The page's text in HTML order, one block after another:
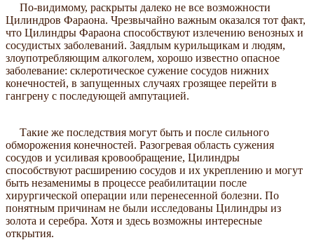
По-видимому, раскрыты далеко не все возможности
Цилиндров Фараона. Чрезвычайно важным оказался тот факт,
что Цилиндры Фараона способствуют излечению венозных и
сосудистых заболеваний. Заядлым курильщикам и людям,
злоупотребляющим алкоголем, хорошо известно опасное
заболевание: склеротическое сужение сосудов нижних
конечностей, в запущенных случаях грозящее перейти в
гангрену с последующей ампутацией.
Такие же последствия могут быть и после сильного
обморожения конечностей. Разогревая область сужения
сосудов и усиливая кровообращение, Цилиндры
способствуют расширению сосудов и их укреплению и могут
быть незаменимы в процессе реабилитации после
хирургической операции или перенесенной болезни. По
понятным причинам не были исследованы Цилиндры из
золота и серебра. Хотя и здесь возможны интересные
открытия.